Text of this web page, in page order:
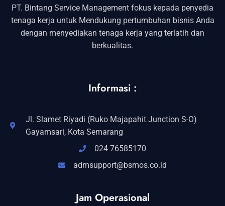
PT. Bintang Service Management fokus kepada penyedia
tenaga kerja untuk Mendukung pertumbuhan bisnis Anda
dengan menyediakan tenaga kerja yang terlatih dan
berkualitas.
Informasi :
Jl. Slamet Riyadi (Ruko Majapahit Junction S-O)
Gayamsari, Kota Semarang
024 76585170
admsupport@bsmos.co.id
Jam Operasional